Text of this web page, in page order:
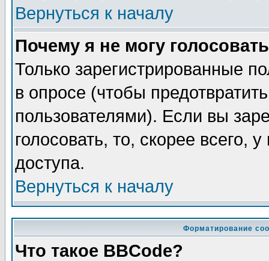
Вернуться к началу
Почему я не могу
Только зарегистрированные
в опросе (чтобы
пользователями). Если вы
голосовать, то, скорее всего,
доступа.
Вернуться к началу
Форматирование
Что такое BBCode?